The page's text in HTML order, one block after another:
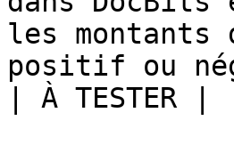
les montants
positif ou
| À TESTER |